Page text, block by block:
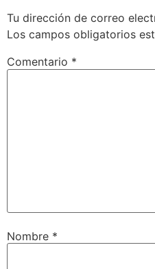
Tu dirección de correo
Los campos obligatorios
Comentario *
Nombre *